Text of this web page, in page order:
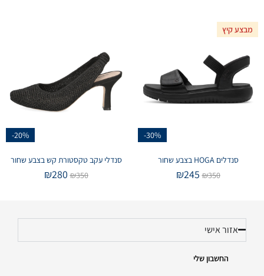
מבצע קיץ
-30%
סנדלים HOGA בצבע שחור
₪350
₪245
-20%
סנדלי עקב טקסטורת קש בצבע שחור
₪350
₪280
אזור אישי
החשבון שלי